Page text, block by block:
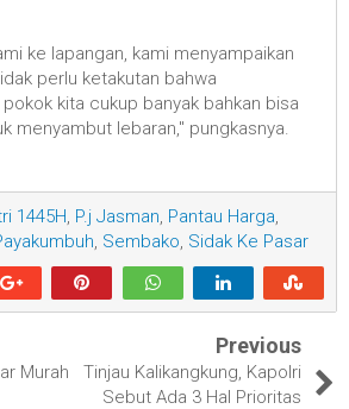
ke lapangan, kami menyampaikan
perlu ketakutan bahwa
kita cukup banyak bahkan bisa
menyambut lebaran," pungkasnya.
1445H P.j Jasman Pantau Harga
Sembako Sidak Ke Pasar
Murah
Previous
Tinjau Kalikangkung, Kapolri
Sebut Ada 3 Hal Prioritas